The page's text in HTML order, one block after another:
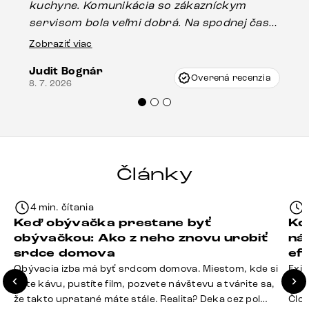
kuchyne. Komunikácia so zákazníckym
servisom bola veľmi dobrá. Na spodnej časti
stola bolo malé poškodenie, pravdepodobne
Vincze pri riešení mojej záležitosti pristúpili
veľmi korektne. Odporúčam produkty Delife
Zobraziť viac
Judit Bognár
8. 7. 2026 Overená recenzia
Články
4 min. čítania
Keď obývačka prestane byť
obývačkou: Ako z neho znovu urobiť
srdce domova
Obývacia izba má byť srdcom domova. Miestom, kde si
dáte kávu, pustíte film, pozvete návštevu a tvárite sa,
že takto upratané máte stále. Realita? Deka cez pol